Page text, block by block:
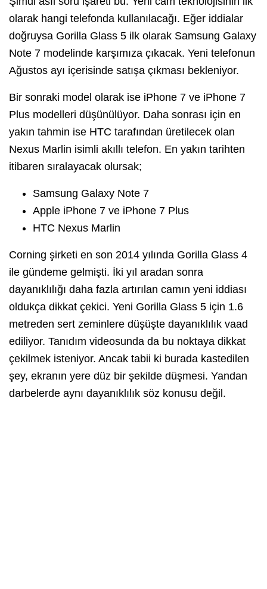
olarak hangi telefonda kullanılacağı. Eğer iddialar
doğruysa Gorilla Glass 5 ilk olarak Samsung Galaxy
Note 7 modelinde karşımıza çıkacak. Yeni telefonun
Ağustos ayı içerisinde satışa çıkması bekleniyor.
Bir sonraki model olarak ise iPhone 7 ve iPhone 7
Plus modelleri düşünülüyor. Daha sonrası için en
yakın tahmin ise HTC tarafından üretilecek olan
Nexus Marlin isimli akıllı telefon. En yakın tarihten
itibaren sıralayacak olursak;
Samsung Galaxy Note 7
Apple iPhone 7 ve iPhone 7 Plus
HTC Nexus Marlin
Corning şirketi en son 2014 yılında Gorilla Glass 4
ile gündeme gelmişti. İki yıl aradan sonra
dayanıklılığı daha fazla artırılan camın yeni iddiası
oldukça dikkat çekici. Yeni Gorilla Glass 5 için 1.6
metreden sert zeminlere düşüşte dayanıklılık vaad
ediliyor. Tanıdım videosunda da bu noktaya dikkat
çekilmek isteniyor. Ancak tabii ki burada kastedilen
şey, ekranın yere düz bir şekilde düşmesi. Yandan
darbelerde aynı dayanıklılık söz konusu değil.